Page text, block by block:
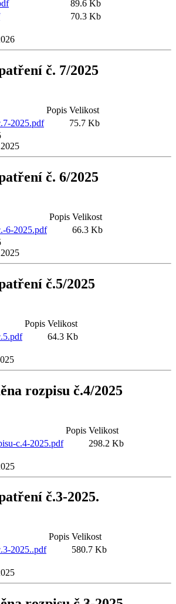
89.6 Kb
70.3 Kb
č. 7/2025
Popis Velikost
2025.pdf
75.7 Kb
č. 6/2025
Popis Velikost
6-2025.pdf
66.3 Kb
č.5/2025
Popis Velikost
64.3 Kb
rozpisu č.4/2025
Popis Velikost
c.4-2025.pdf
298.2 Kb
č.3-2025.
Popis Velikost
2025..pdf
580.7 Kb